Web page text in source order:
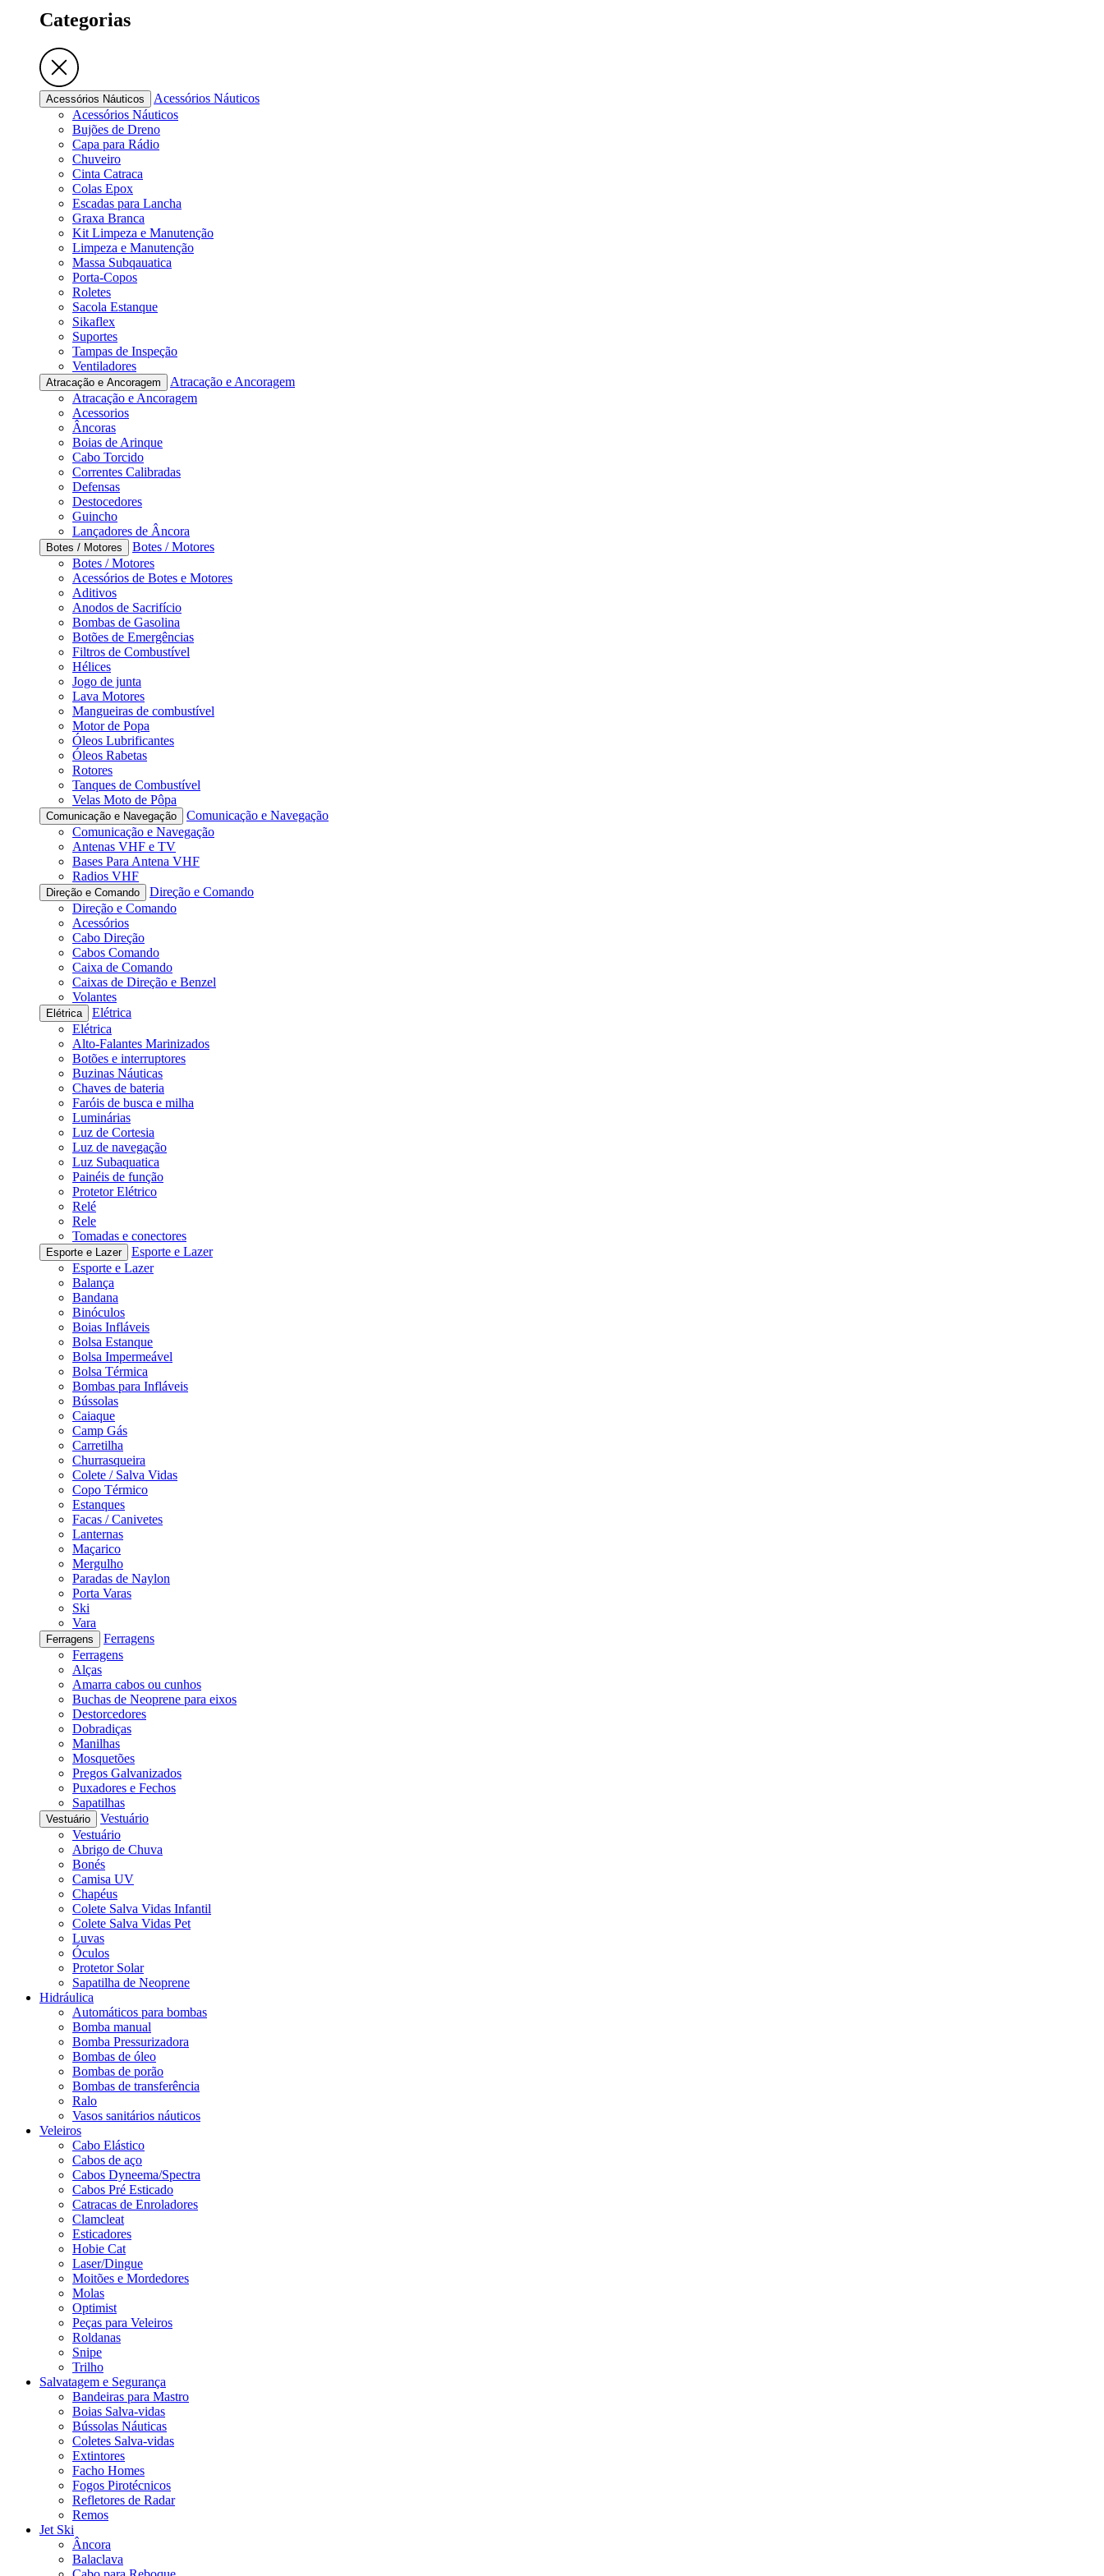
Categorias
Acessórios Náuticos
Acessórios Náuticos
Acessórios Náuticos
Bujões de Dreno
Capa para Rádio
Chuveiro
Cinta Catraca
Colas Epox
Escadas para Lancha
Graxa Branca
Kit Limpeza e Manutenção
Limpeza e Manutenção
Massa Subqauatica
Porta-Copos
Roletes
Sacola Estanque
Sikaflex
Suportes
Tampas de Inspeção
Ventiladores
Atracação e Ancoragem
Atracação e Ancoragem
Atracação e Ancoragem
Acessorios
Âncoras
Boias de Arinque
Cabo Torcido
Correntes Calibradas
Defensas
Destocedores
Guincho
Lançadores de Âncora
Botes / Motores
Botes / Motores
Botes / Motores
Acessórios de Botes e Motores
Aditivos
Anodos de Sacrifício
Bombas de Gasolina
Botões de Emergências
Filtros de Combustível
Hélices
Jogo de junta
Lava Motores
Mangueiras de combustível
Motor de Popa
Óleos Lubrificantes
Óleos Rabetas
Rotores
Tanques de Combustível
Velas Moto de Pôpa
Comunicação e Navegação
Comunicação e Navegação
Comunicação e Navegação
Antenas VHF e TV
Bases Para Antena VHF
Radios VHF
Direção e Comando
Direção e Comando
Direção e Comando
Acessórios
Cabo Direção
Cabos Comando
Caixa de Comando
Caixas de Direção e Benzel
Volantes
Elétrica
Elétrica
Elétrica
Alto-Falantes Marinizados
Botões e interruptores
Buzinas Náuticas
Chaves de bateria
Faróis de busca e milha
Luminárias
Luz de Cortesia
Luz de navegação
Luz Subaquatica
Painéis de função
Protetor Elétrico
Relé
Rele
Tomadas e conectores
Esporte e Lazer
Esporte e Lazer
Esporte e Lazer
Balança
Bandana
Binóculos
Boias Infláveis
Bolsa Estanque
Bolsa Impermeável
Bolsa Térmica
Bombas para Infláveis
Bússolas
Caiaque
Camp Gás
Carretilha
Churrasqueira
Colete / Salva Vidas
Copo Térmico
Estanques
Facas / Canivetes
Lanternas
Maçarico
Mergulho
Paradas de Naylon
Porta Varas
Ski
Vara
Ferragens
Ferragens
Ferragens
Alças
Amarra cabos ou cunhos
Buchas de Neoprene para eixos
Destorcedores
Dobradiças
Manilhas
Mosquetões
Pregos Galvanizados
Puxadores e Fechos
Sapatilhas
Vestuário
Vestuário
Vestuário
Abrigo de Chuva
Bonés
Camisa UV
Chapéus
Colete Salva Vidas Infantil
Colete Salva Vidas Pet
Luvas
Óculos
Protetor Solar
Sapatilha de Neoprene
Hidráulica
Automáticos para bombas
Bomba manual
Bomba Pressurizadora
Bombas de óleo
Bombas de porão
Bombas de transferência
Ralo
Vasos sanitários náuticos
Veleiros
Cabo Elástico
Cabos de aço
Cabos Dyneema/Spectra
Cabos Pré Esticado
Catracas de Enroladores
Clamcleat
Esticadores
Hobie Cat
Laser/Dingue
Moitões e Mordedores
Molas
Optimist
Peças para Veleiros
Roldanas
Snipe
Trilho
Salvatagem e Segurança
Bandeiras para Mastro
Boias Salva-vidas
Bússolas Náuticas
Coletes Salva-vidas
Extintores
Facho Homes
Fogos Pirotécnicos
Refletores de Radar
Remos
Jet Ski
Âncora
Balaclava